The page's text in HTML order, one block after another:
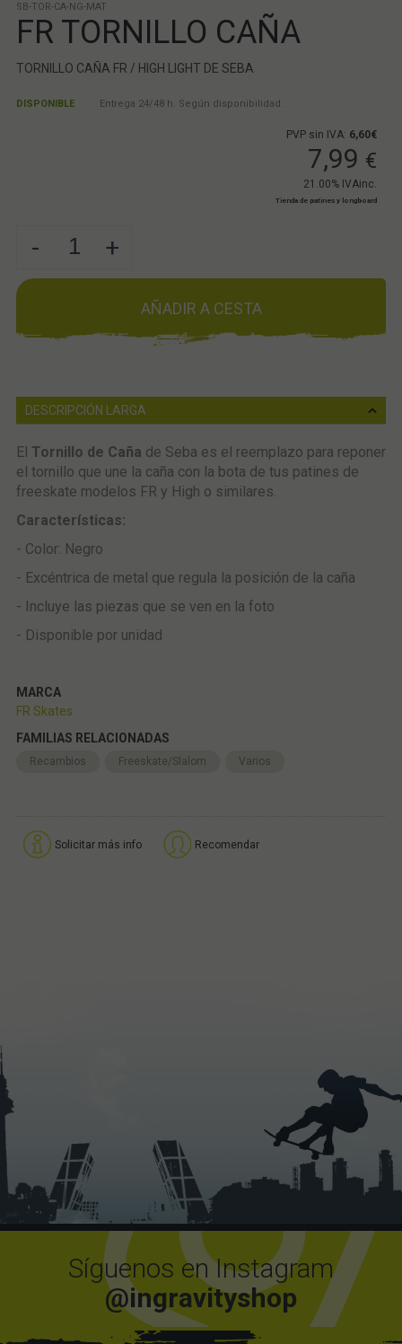
SB-TOR-CA-NG-MAT
FR TORNILLO CAÑA
TORNILLO CAÑA FR / HIGH LIGHT DE SEBA
DISPONIBLE Entrega 24/48 h. Según disponibilidad.
PVP sin IVA: 6,60€
7,99 €
21.00% IVAinc.
Tienda de patines y longboard
- +
AÑADIR A CESTA
DESCRIPCIÓN LARGA
El Tornillo de Caña de Seba es el reemplazo para reponer
el tornillo que une la caña con la bota de tus patines de
freeskate modelos FR y High o similares.
Características:
- Color: Negro
- Excéntrica de metal que regula la posición de la caña
- Incluye las piezas que se ven en la foto
- Disponible por unidad
MARCA
FR Skates
FAMILIAS RELACIONADAS
Recambios Freeskate/Slalom Varios
Solicitar más info Recomendar
Síguenos en Instagram
@ingravityshop